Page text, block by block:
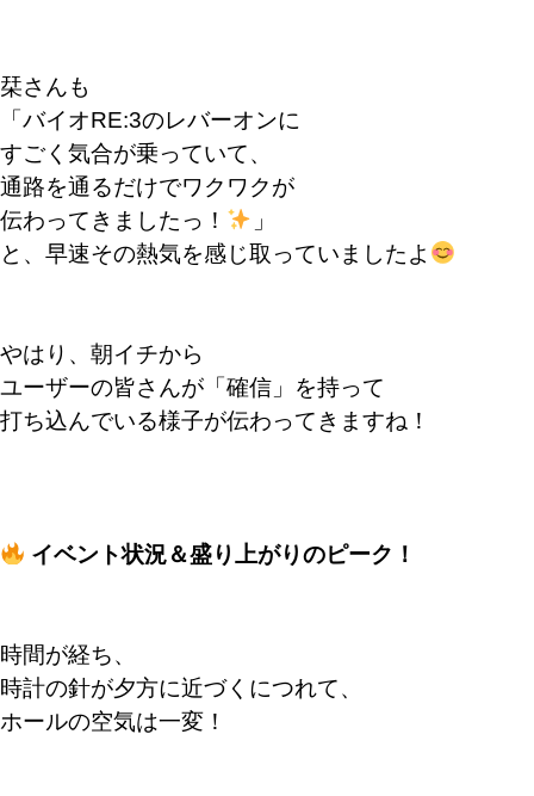
栞さんも
「バイオRE:3のレバーオンに
すごく気合が乗っていて、
通路を通るだけでワクワクが
伝わってきましたっ！
」
と、早速その熱気を感じ取っていましたよ
やはり、朝イチから
ユーザーの皆さんが「確信」を持って
打ち込んでいる様子が伝わってきますね！
イベント状況＆盛り上がりのピーク！
時間が経ち、
時計の針が夕方に近づくにつれて、
ホールの空気は一変！